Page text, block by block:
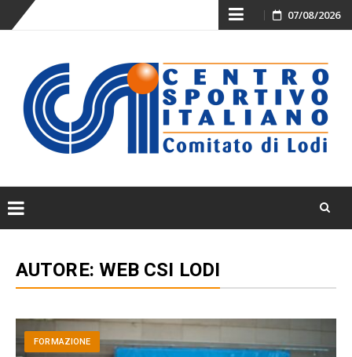
Skip
content
07/08/2026
content
AUTORE: WEB CSI LODI
FORMAZIONE